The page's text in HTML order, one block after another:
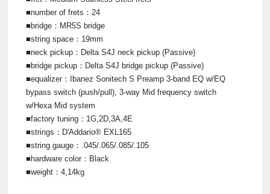
■number of frets：24
■bridge：MR5S bridge
■string space：19mm
■neck pickup：Delta S4J neck pickup (Passive)
■bridge pickup：Delta S4J bridge pickup (Passive)
■equalizer：Ibanez Sonitech S Preamp 3-band EQ w/EQ
bypass switch (push/pull), 3-way Mid frequency switch
w/Hexa Mid system
■factory tuning：1G,2D,3A,4E
■strings：D'Addario® EXL165
■string gauge：.045/.065/.085/.105
■hardware color：Black
■weight：4,14kg